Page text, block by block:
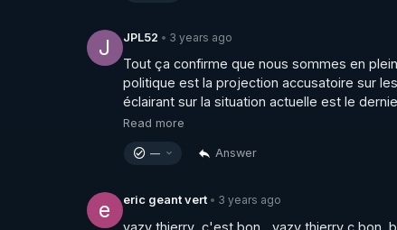
Le podcast " Numero Uno" censuré sur
▶ https://crowdbunker.com/v/
________________
▶ Facebook :
https://www.facebook.com/
▶Twitter : https://twitter.com/thierrycas
J JPL52 • 3 years ago
Tout ça confirme que nous sommes en
politique est la projection accusatoire sur
éclairant sur la situation actuelle est le
Read more
— Answer
e eric geant vert • 3 years ago
vazy thierry  c'est bon ...vazy thierry c bon